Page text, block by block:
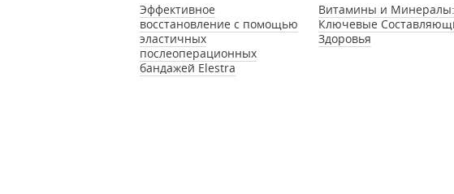
Эффективное
восстановление с помощью
эластичных
послеоперационных
бандажей Elestra
Витамины и Минералы:
Ключевые
Здоровья